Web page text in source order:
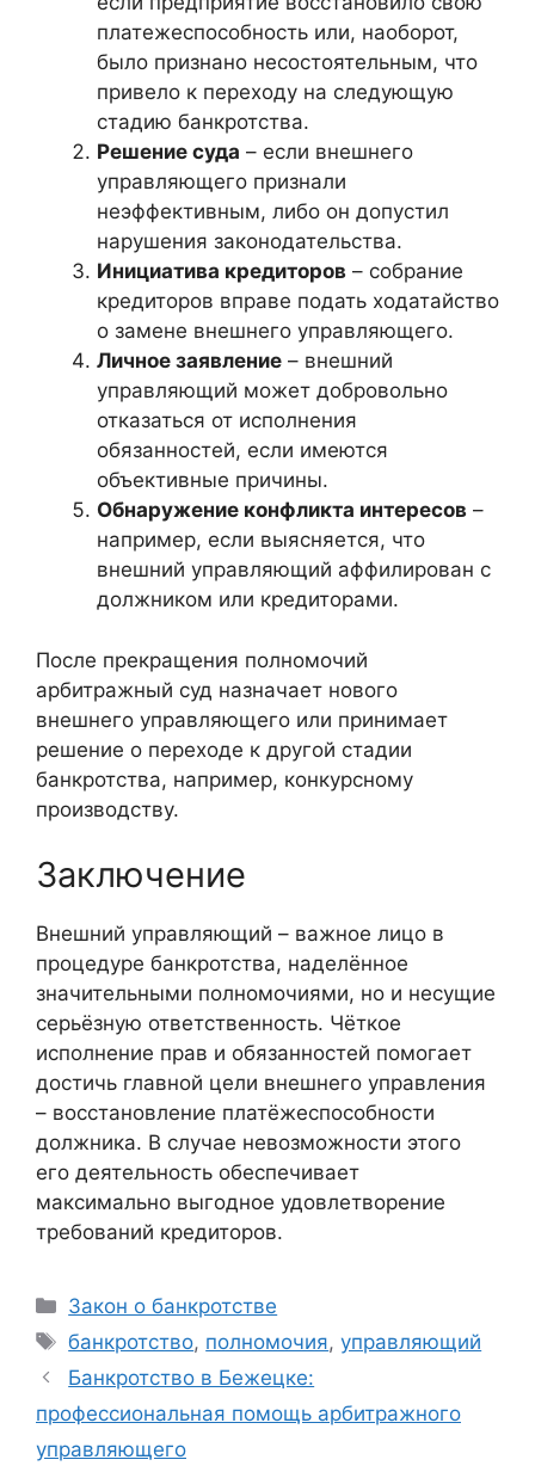
платежеспособность или, наоборот,
было признано несостоятельным, что
привело к переходу на следующую
стадию банкротства.
Решение суда – если внешнего
управляющего признали
неэффективным, либо он допустил
нарушения законодательства.
Инициатива кредиторов – собрание
кредиторов вправе подать ходатайство
о замене внешнего управляющего.
Личное заявление – внешний
управляющий может добровольно
отказаться от исполнения
обязанностей, если имеются
объективные причины.
Обнаружение конфликта интересов –
например, если выясняется, что
внешний управляющий аффилирован с
должником или кредиторами.
После прекращения полномочий
арбитражный суд назначает нового
внешнего управляющего или принимает
решение о переходе к другой стадии
банкротства, например, конкурсному
производству.
Заключение
Внешний управляющий – важное лицо в
процедуре банкротства, наделённое
значительными полномочиями, но и несущие
серьёзную ответственность. Чёткое
исполнение прав и обязанностей помогает
достичь главной цели внешнего управления
– восстановление платёжеспособности
должника. В случае невозможности этого
его деятельность обеспечивает
максимально выгодное удовлетворение
требований кредиторов.
Рубрики
Закон о банкротстве
Метки
банкротство, полномочия,управляющий
Банкротство в Бежецке:
профессиональная помощь арбитражного
управляющего